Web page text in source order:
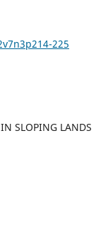
225
SLOPING LANDS